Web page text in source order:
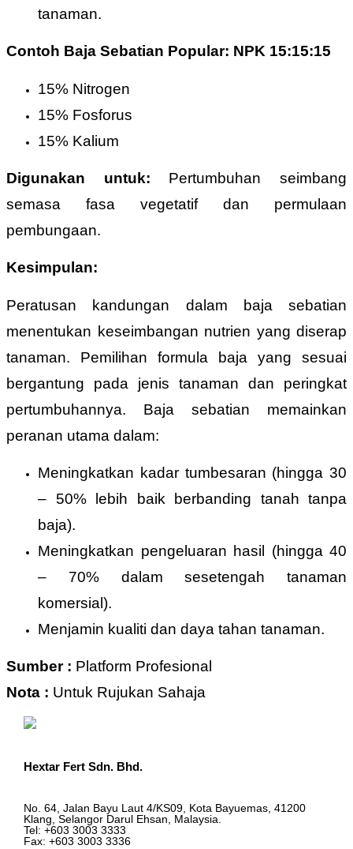
tanaman.
Contoh Baja Sebatian Popular: NPK 15:15:15
15% Nitrogen
15% Fosforus
15% Kalium
Digunakan untuk: Pertumbuhan seimbang
semasa fasa vegetatif dan permulaan
pembungaan.
Kesimpulan:
Peratusan kandungan dalam baja sebatian
menentukan keseimbangan nutrien yang diserap
tanaman. Pemilihan formula baja yang sesuai
bergantung pada jenis tanaman dan peringkat
pertumbuhannya. Baja sebatian memainkan
peranan utama dalam:
Meningkatkan kadar tumbesaran (hingga 30
– 50% lebih baik berbanding tanah tanpa
baja).
Meningkatkan pengeluaran hasil (hingga 40
– 70% dalam sesetengah tanaman
komersial).
Menjamin kualiti dan daya tahan tanaman.
Sumber : Platform Profesional
Nota : Untuk Rujukan Sahaja
Hextar Fert Sdn. Bhd.
No. 64, Jalan Bayu Laut 4/KS09, Kota Bayuemas, 41200
Klang, Selangor Darul Ehsan, Malaysia.
Tel: +603 3003 3333
Fax: +603 3003 3336